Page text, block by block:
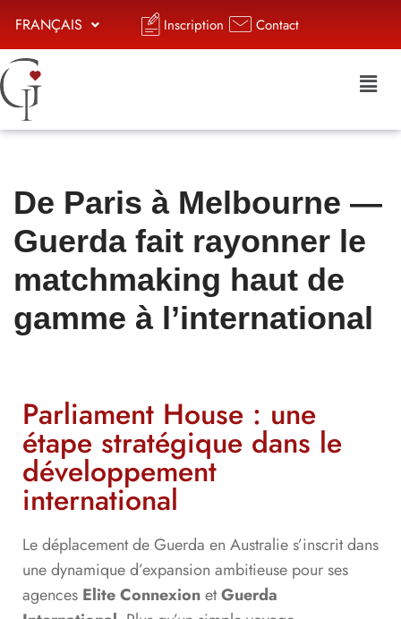
Aller
contenu
FRANÇAIS Inscription Contact
De Paris à Melbourne —
Guerda fait rayonner le
matchmaking haut de
gamme à l’international
Parliament House : une
étape stratégique dans le
développement
international
Le déplacement de Guerda en Australie s’inscrit dans
une dynamique d’expansion ambitieuse pour ses
agences Elite ConnexionetGuerda